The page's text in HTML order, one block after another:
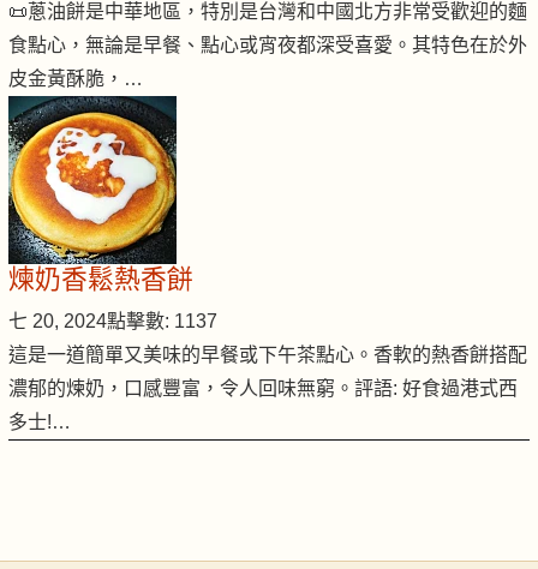
📜蔥油餅是中華地區，特別是台灣和中國北方非常受歡迎的麵
食點心，無論是早餐、點心或宵夜都深受喜愛。其特色在於外
皮金黃酥脆，…
煉奶香鬆熱香餅
七 20, 2024點擊數: 1137
這是一道簡單又美味的早餐或下午茶點心。香軟的熱香餅搭配
濃郁的煉奶，口感豐富，令人回味無窮。評語: 好食過港式西
多士!…